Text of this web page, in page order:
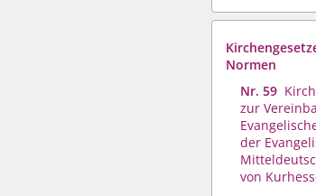
Normen
Nr. 59
zur
der
von